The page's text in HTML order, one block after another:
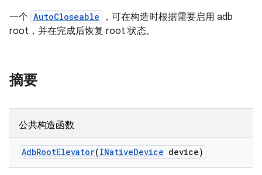
一个 AutoCloseable
，可在构造时根据需要启用 adb
root，并在完成后恢复 root 状态。
摘要
公共构造函数
AdbRootElevator(INativeDevice device)